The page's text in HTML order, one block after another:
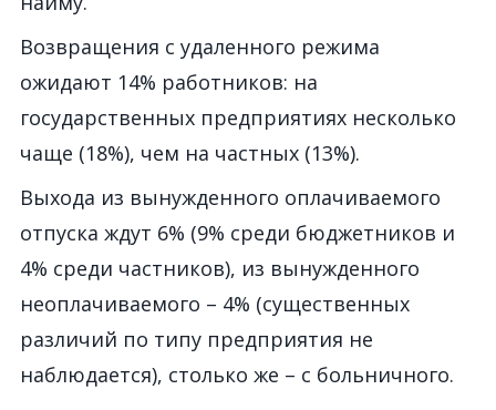
Возвращения с удаленного режима
ожидают 14% работников: на
государственных предприятиях несколько
чаще (18%), чем на частных (13%).
Выхода из вынужденного оплачиваемого
отпуска ждут 6% (9% среди бюджетников и
4% среди частников), из вынужденного
неоплачиваемого – 4% (существенных
различий по типу предприятия не
наблюдается), столько же – с больничного.